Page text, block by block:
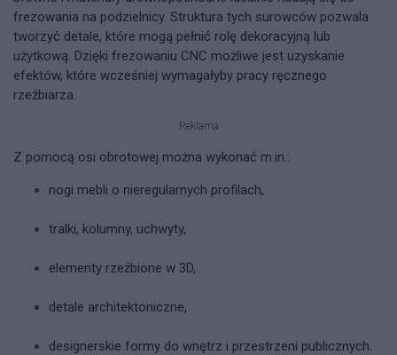
frezowania na podzielnicy. Struktura tych surowców pozwala
tworzyć detale, które mogą pełnić rolę dekoracyjną lub
użytkową. Dzięki frezowaniu CNC możliwe jest uzyskanie
efektów, które wcześniej wymagałyby pracy ręcznego
rzeźbiarza.
Reklama
Z pomocą osi obrotowej można wykonać m.in.:
nogi mebli o nieregularnych profilach,
tralki, kolumny, uchwyty,
elementy rzeźbione w 3D,
detale architektoniczne,
designerskie formy do wnętrz i przestrzeni publicznych.